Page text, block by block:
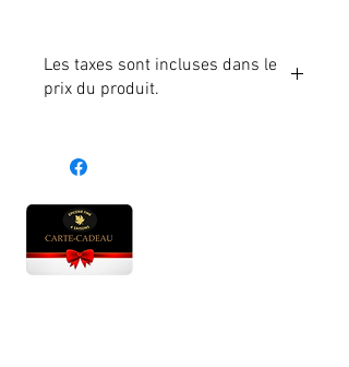
Les taxes sont incluses dans le
prix du produit.